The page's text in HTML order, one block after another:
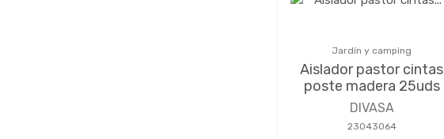
Jardín y camping
Aislador pastor cintas
poste madera 25uds
DIVASA
23043064